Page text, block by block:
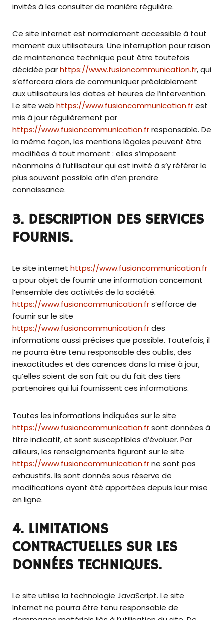
invités à les consulter de manière régulière.
Ce site internet est normalement accessible à tout
moment aux utilisateurs. Une interruption pour raison
de maintenance technique peut être toutefois
décidée parhttps://www.fusioncommunication.fr, qui
s’efforcera alors de communiquer préalablement
aux utilisateurs les dates et heures de l’intervention.
Le site web https://www.fusioncommunication.frest
mis à jour régulièrement par
https://www.fusioncommunication.frresponsable. De
la même façon, les mentions légales peuvent être
modifiées à tout moment : elles s’imposent
néanmoins à l’utilisateur qui est invité à s’y référer le
plus souvent possible afin d’en prendre
connaissance.
3. DESCRIPTION DES SERVICES
FOURNIS.
Le site internet https://www.fusioncommunication.fr
a pour objet de fournir une information concernant
l’ensemble des activités de la société.
https://www.fusioncommunication.frs’efforce de
fournir sur le site
https://www.fusioncommunication.frdes
informations aussi précises que possible. Toutefois, il
ne pourra être tenu responsable des oublis, des
inexactitudes et des carences dans la mise à jour,
qu’elles soient de son fait ou du fait des tiers
partenaires qui lui fournissent ces informations.
Toutes les informations indiquées sur le site
https://www.fusioncommunication.frsont données à
titre indicatif, et sont susceptibles d’évoluer. Par
ailleurs, les renseignements figurant sur le site
https://www.fusioncommunication.frne sont pas
exhaustifs. Ils sont donnés sous réserve de
modifications ayant été apportées depuis leur mise
en ligne.
4. LIMITATIONS
CONTRACTUELLES SUR LES
DONNÉES TECHNIQUES.
Le site utilise la technologie JavaScript. Le site
Internet ne pourra être tenu responsable de